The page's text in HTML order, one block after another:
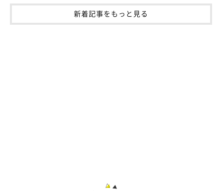
生活スペース内だけで過ごさせてあげましょう。
新着記事をもっと見る